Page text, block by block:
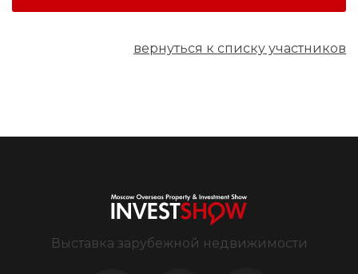
вернуться к списку участников
Выставка зарубежной недвижимости